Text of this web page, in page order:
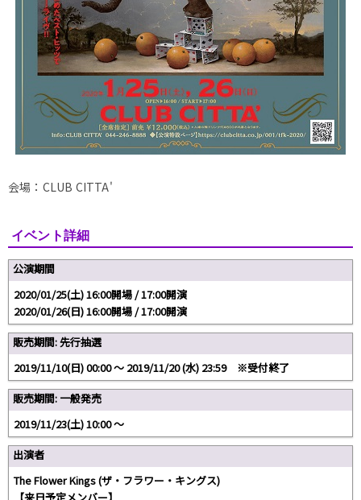
会場：CLUB CITTA'
イベント詳細
公演期間
2020/01/25(土) 16:00開場 / 17:00開演
2020/01/26(日) 16:00開場 / 17:00開演
販売期間: 先行抽選
2019/11/10(日) 00:00 〜 2019/11/20 (水) 23:59 ※受付終了
販売期間: 一般発売
2019/11/23(土) 10:00 〜
出演者
The Flower Kings (ザ・フラワー・キングス)
【来日予定メンバー】